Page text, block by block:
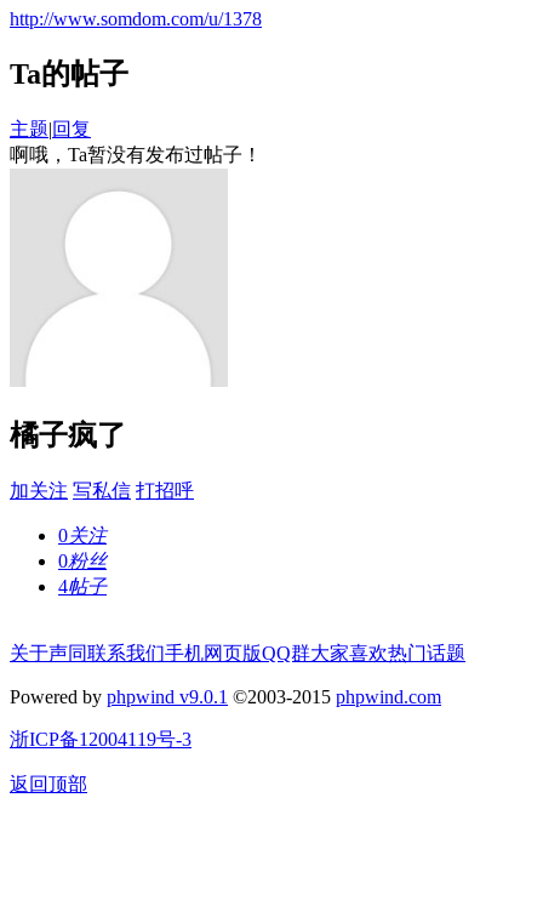
http://www.somdom.com/u/1378
Ta的帖子
主题|回复
啊哦，Ta暂没有发布过帖子！
橘子疯了
加关注 写私信 打招呼
0关注
0粉丝
4帖子
关于声同联系我们手机网页版QQ群大家喜欢热门话题
Powered by phpwind v9.0.1 ©2003-2015 phpwind.com
浙ICP备12004119号-3
返回顶部